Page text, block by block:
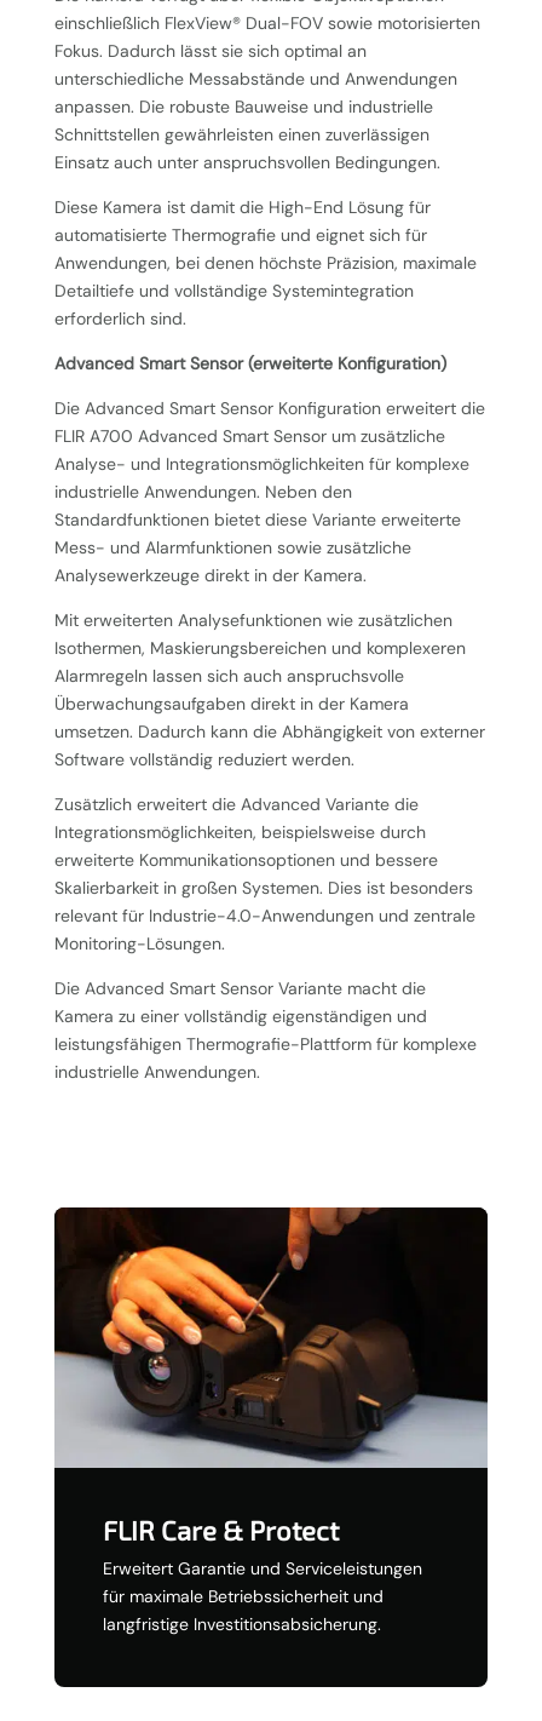
einschließlich FlexView® Dual-FOV sowie motorisierten
Fokus. Dadurch lässt sie sich optimal an
unterschiedliche Messabstände und Anwendungen
anpassen. Die robuste Bauweise und industrielle
Schnittstellen gewährleisten einen zuverlässigen
Einsatz auch unter anspruchsvollen Bedingungen.
Diese Kamera ist damit die High-End Lösung für
automatisierte Thermografie und eignet sich für
Anwendungen, bei denen höchste Präzision, maximale
Detailtiefe und vollständige Systemintegration
erforderlich sind.
Advanced Smart Sensor (erweiterte Konfiguration)
Die Advanced Smart Sensor Konfiguration erweitert die
FLIR A700 Advanced Smart Sensor um zusätzliche
Analyse- und Integrationsmöglichkeiten für komplexe
industrielle Anwendungen. Neben den
Standardfunktionen bietet diese Variante erweiterte
Mess- und Alarmfunktionen sowie zusätzliche
Analysewerkzeuge direkt in der Kamera.
Mit erweiterten Analysefunktionen wie zusätzlichen
Isothermen, Maskierungsbereichen und komplexeren
Alarmregeln lassen sich auch anspruchsvolle
Überwachungsaufgaben direkt in der Kamera
umsetzen. Dadurch kann die Abhängigkeit von externer
Software vollständig reduziert werden.
Zusätzlich erweitert die Advanced Variante die
Integrationsmöglichkeiten, beispielsweise durch
erweiterte Kommunikationsoptionen und bessere
Skalierbarkeit in großen Systemen. Dies ist besonders
relevant für Industrie-4.0-Anwendungen und zentrale
Monitoring-Lösungen.
Die Advanced Smart Sensor Variante macht die
Kamera zu einer vollständig eigenständigen und
leistungsfähigen Thermografie-Plattform für komplexe
industrielle Anwendungen.
FLIR Care & Protect
Erweitert Garantie und Serviceleistungen
für maximale Betriebssicherheit und
langfristige Investitionsabsicherung.